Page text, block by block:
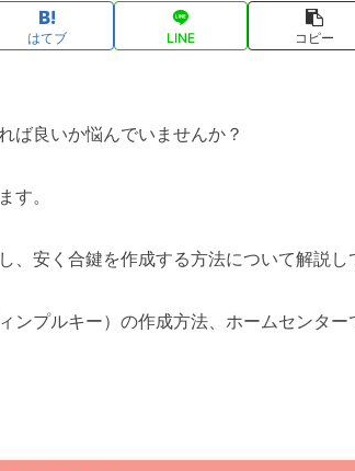
はてブ LINE コピー
ば良いか悩んでいませんか？
す。
安く合鍵を作成する方法について解説し
ンプルキー）の作成方法、ホームセンター